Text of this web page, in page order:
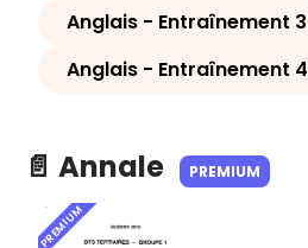
Anglais - Entraînement 3
Anglais - Entraînement 4
📄 Annale PREMIUM
PREMIUM